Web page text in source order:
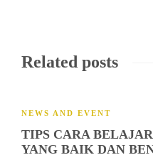
Related posts
NEWS AND EVENT
TIPS CARA
YANG BAIK DAN